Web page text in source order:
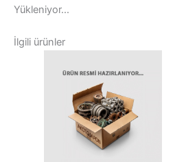
Yükleniyor...
İlgili ürünler